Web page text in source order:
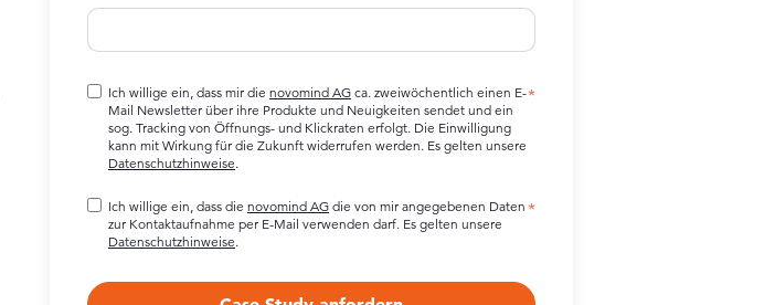
Ich willige ein, dass mir die novomind AGca. zweiwöchentlich einen E-
Mail Newsletter über ihre Produkte und Neuigkeiten sendet und ein
sog. Tracking von Öffnungs- und Klickraten erfolgt. Die Einwilligung
kann mit Wirkung für die Zukunft widerrufen werden. Es gelten unsere
Datenschutzhinweise.
*
Ich willige ein, dass die novomind AGdie von mir angegebenen Daten
zur Kontaktaufnahme per E-Mail verwenden darf. Es gelten unsere
Datenschutzhinweise.
*